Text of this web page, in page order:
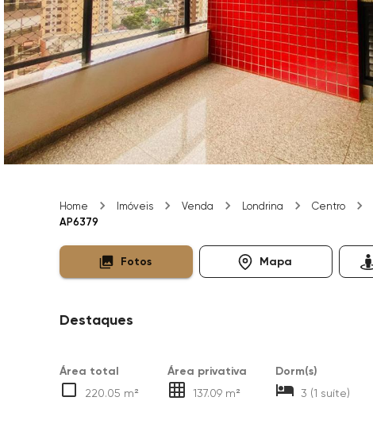
Home Imóveis Venda Londrina Centro
AP6379
Fotos Mapa
Destaques
Área total
220.05 m²
Área privativa
137.09 m²
Dorm(s)
3 (1 suíte)